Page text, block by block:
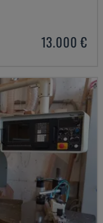
13.000 €